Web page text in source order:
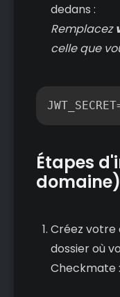
dedans :
Remplacez
celle que
Étapes
domaine)
Créez votre
dossier où
Checkmate :